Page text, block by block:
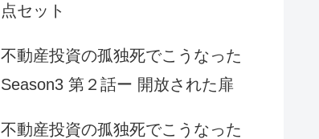
点セット
不動産投資の孤独死でこうなった
Season3 第２話ー 開放された扉
不動産投資の孤独死でこうなった